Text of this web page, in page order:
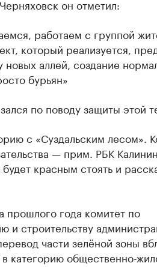
он отметил:
работаем с группой
который реализуется,
аллей, создание
бурьян»
по поводу защиты этой
с «Суздальским лесом».
— прим. РБК
красным стоять и
прошлого года комитет по
и строительству
части зелёной зоны
категорию общественно-